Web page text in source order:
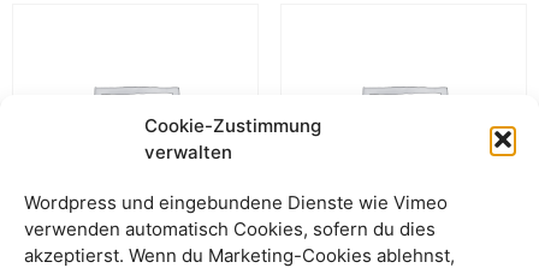
Cookie-Zustimmung
verwalten
Wordpress und eingebundene Dienste wie Vimeo
verwenden automatisch Cookies, sofern du dies
akzeptierst. Wenn du Marketing-Cookies ablehnst,